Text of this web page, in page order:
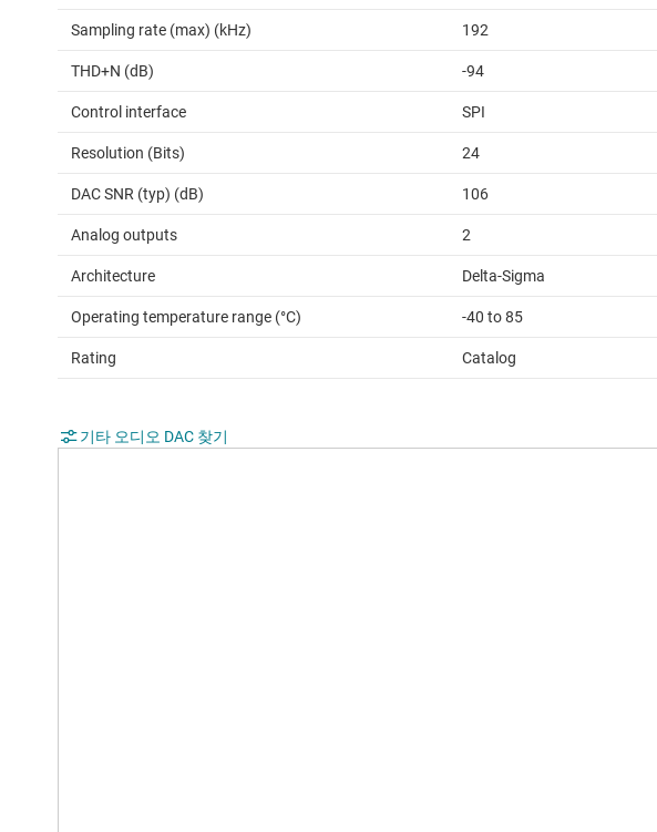
Sampling rate (max) (kHz) 192
THD+N (dB) -94
Control interface SPI
Resolution (Bits) 24
DAC SNR (typ) (dB) 106
Analog outputs 2
Architecture Delta-Sigma
Operating temperature range (°C) -40 to 85
Rating Catalog
기타 오디오 DAC 찾기